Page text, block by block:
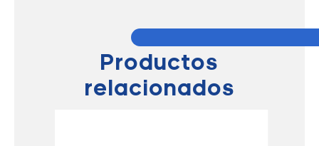
Productos
relacionados